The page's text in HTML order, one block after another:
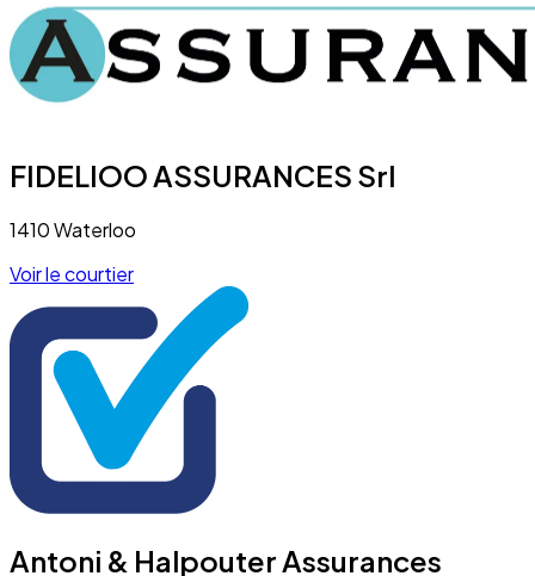
FIDELIOO ASSURANCES Srl
1410 Waterloo
Voir le courtier
Antoni & Halpouter Assurances